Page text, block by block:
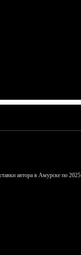
автора в Амурске по 2025